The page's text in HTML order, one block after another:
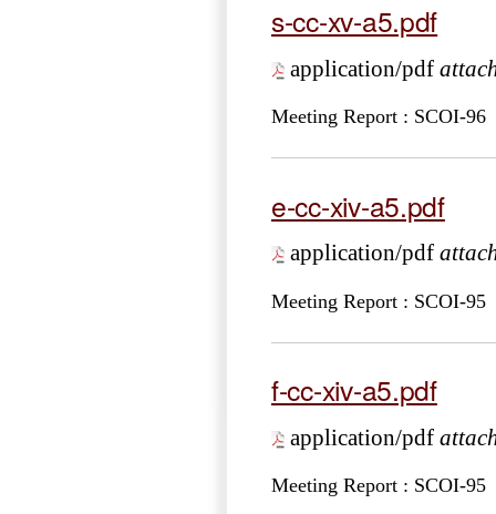
s-cc-xv-a5.pdf
application/pdf
Meeting Report : SCOI-96
e-cc-xiv-a5.pdf
application/pdf
Meeting Report : SCOI-95
f-cc-xiv-a5.pdf
application/pdf
Meeting Report : SCOI-95